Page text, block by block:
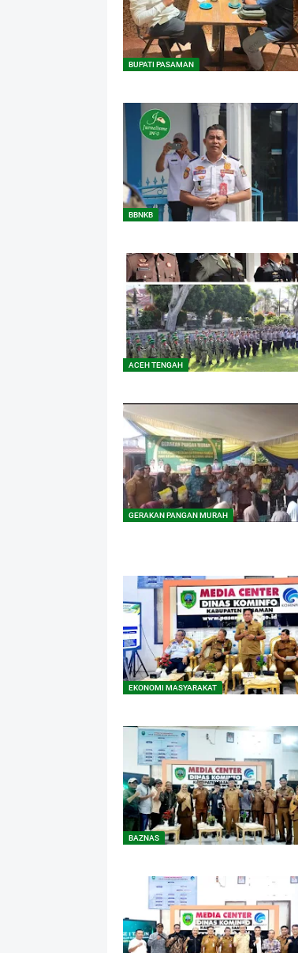
BUPATI PASAMAN
BBNKB
ACEH TENGAH
GERAKAN PANGAN MURAH
EKONOMI MASYARAKAT
BAZNAS